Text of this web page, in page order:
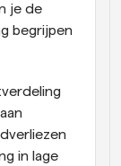
je de
begrijpen
in lage